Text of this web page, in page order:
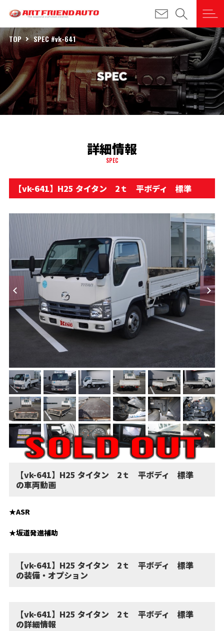
TOP SPEC #vk-641
詳細情報
SPEC
【vk-641】H25 タイタン 2ｔ 平ボディ 標準
【vk-641】H25 タイタン 2ｔ 平ボディ 標準
の車両動画
★ASR
★坂道発進補助
【vk-641】H25 タイタン 2ｔ 平ボディ 標準
の装備・オプション
【vk-641】H25 タイタン 2ｔ 平ボディ 標準
の詳細情報